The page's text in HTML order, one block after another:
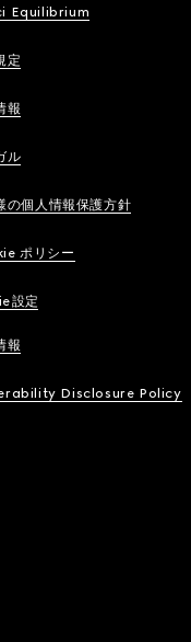
Equilibrium
定
報
ル
の個人情報保護方針
ポリシー
設定
報
Disclosure Policy